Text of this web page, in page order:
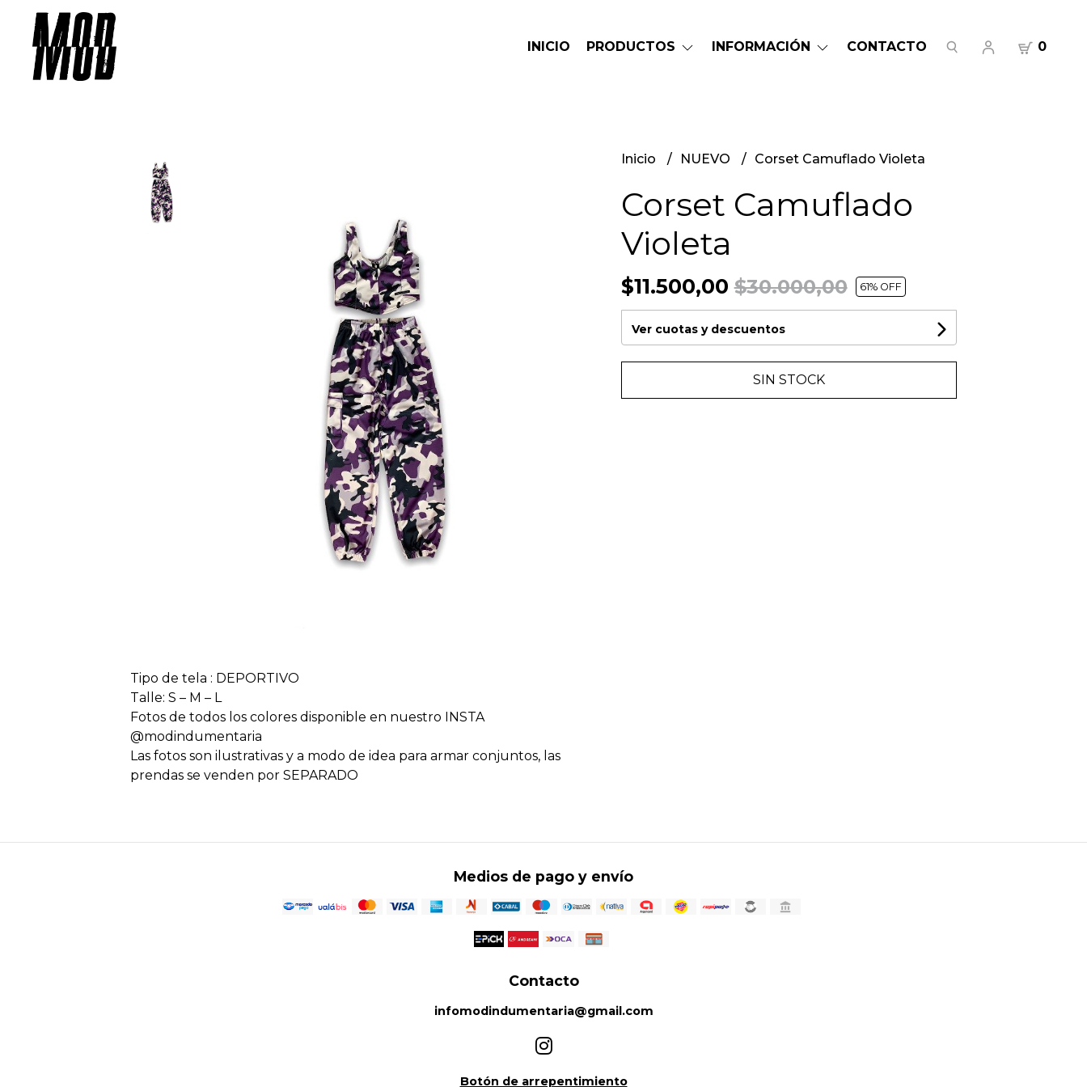
INICIO PRODUCTOS INFORMACIÓN CONTACTO 0
Tipo de tela : DEPORTIVO
Talle: S – M – L
Fotos de todos los colores disponible en nuestro INSTA
@modindumentaria
Las fotos son ilustrativas y a modo de idea para armar conjuntos, las
prendas se venden por SEPARADO
Inicio NUEVO Corset Camuflado Violeta
Corset Camuflado
Violeta
$11.500,00$30.000,00 61% OFF
Ver cuotas y descuentos
SIN STOCK
Medios de pago y envío
Contacto
infomodindumentaria@gmail.com
Botón de arrepentimiento